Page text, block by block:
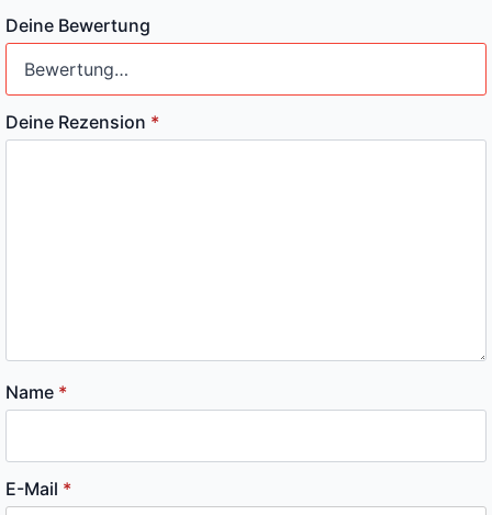
Deine Bewertung
Deine Rezension *
Name *
E-Mail *